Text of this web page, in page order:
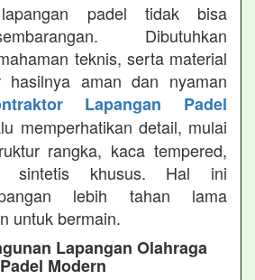
lapangan padel tidak bisa
Dibutuhkan
teknis, serta material
hasilnya aman dan nyaman
Lapangan Padel
memperhatikan detail, mulai
rangka, kaca tempered,
sintetis khusus. Hal ini
lebih tahan lama
untuk bermain.
Lapangan Olahraga
Padel Modern